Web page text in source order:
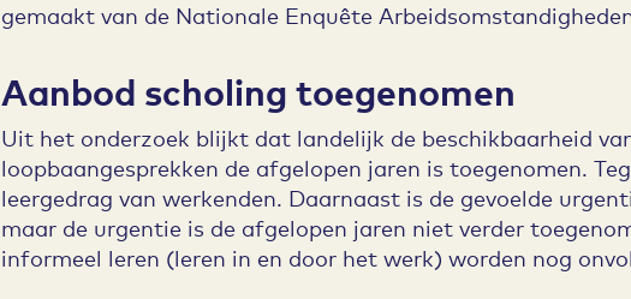
gemaakt van de Nationale Enquête
Aanbod scholing toegenomen
Uit het onderzoek blijkt dat landelijk de beschikbaarheid
loopbaangesprekken de afgelopen jaren is toegenomen.
leergedrag van werkenden. Daarnaast is de gevoelde
maar de urgentie is de afgelopen jaren niet verder
informeel leren (leren in en door het werk) worden nog